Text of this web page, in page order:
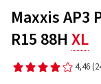
Maxxis AP3
R15 88H XL
4,46